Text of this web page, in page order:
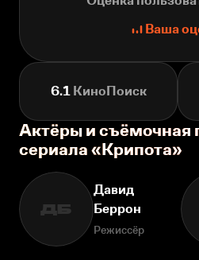
Ваша
6.1КиноПоиск
Актёры и съёмочная
сериала «Крипота»
ДБ
Давид
Беррон
Режиссёр